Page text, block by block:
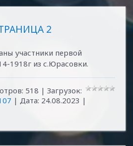
2
участники первой
1918г из с.Юрасовки.
518 | Загрузок:
| Дата: 24.08.2023 |